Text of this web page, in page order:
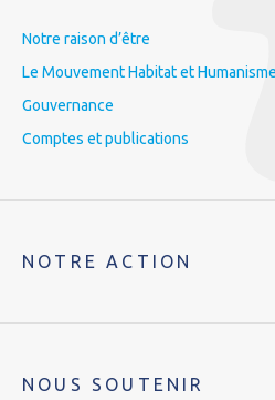
Notre raison d’être
Le Mouvement Habitat et Humanisme
Gouvernance
Comptes et publications
NOTRE ACTION
NOUS SOUTENIR